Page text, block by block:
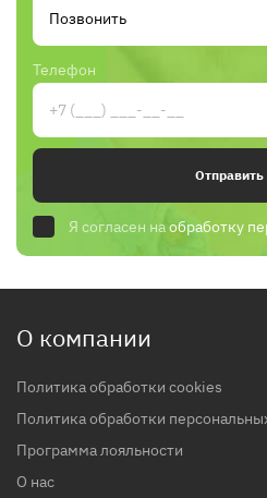
Телефон
Отправить
Я согласен наобработку
О компании
Политика обработки cookies
Политика обработки
Программа лояльности
О нас